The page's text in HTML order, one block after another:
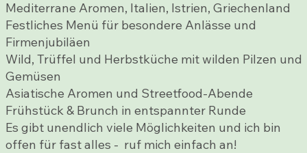
Mediterrane Aromen, Italien, Istrien, Griechenland
Festliches Menü für besondere Anlässe und
Firmenjubiläen
Wild, Trüffel und Herbstküche mit wilden Pilzen und
Gemüsen
Asiatische Aromen und Streetfood-Abende
Frühstück & Brunch in entspannter Runde
Es gibt unendlich viele Möglichkeiten und ich bin
offen für fast alles - ruf mich einfach an!